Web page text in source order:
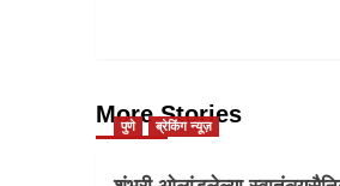
More Stories
पुणे ब्रेकिंग न्यूज़